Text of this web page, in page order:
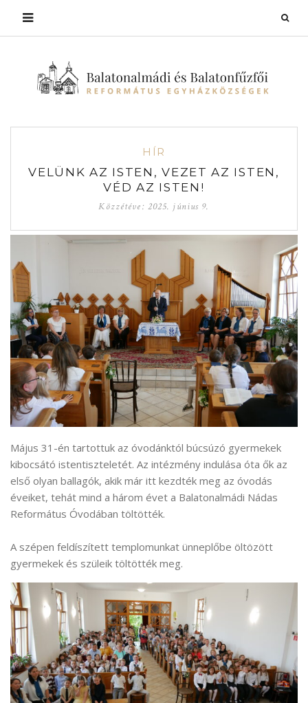
HÍR
VELÜNK AZ ISTEN, VEZET AZ ISTEN,
VÉD AZ ISTEN!
Közzétéve: 2025. június 9.
Május 31-én tartottuk az óvodánktól búcsúzó gyermekek
kibocsátó istentiszteletét. Az intézmény indulása óta ők az
első olyan ballagók, akik már itt kezdték meg az óvodás
éveiket, tehát mind a három évet a Balatonalmádi Nádas
Református Óvodában töltötték.
A szépen feldíszített templomunkat ünneplőbe öltözött
gyermekek és szüleik töltötték meg.